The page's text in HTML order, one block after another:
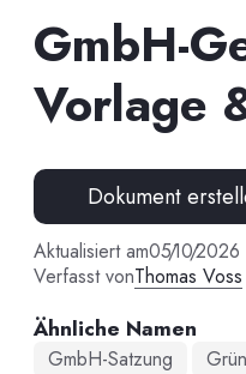
GmbH-
Vorlage
Dokument
Aktualisiert am05/10/2026
Verfasst vonThomas Voss
Ähnliche Namen
GmbH-Satzung